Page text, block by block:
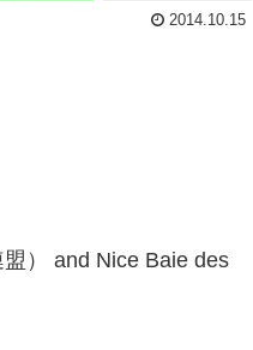
2014.10.15
） and Nice Baie des